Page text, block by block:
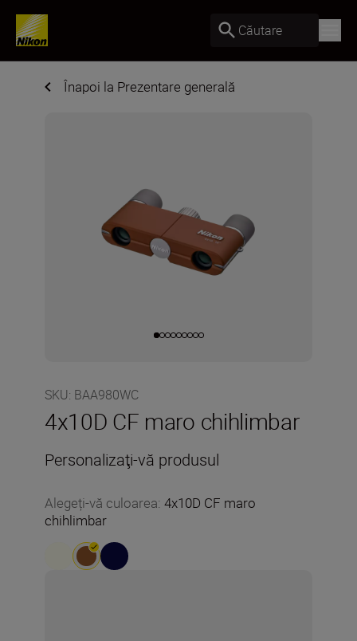
Căutare
Înapoi la Prezentare generală
SKU: BAA980WC
4x10D CF maro chihlimbar
Personalizaţi-vă produsul
Alegeți-vă culoarea: 4x10D CF maro
chihlimbar